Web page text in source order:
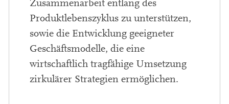
Zusammenarbeit entlang des
Produktlebenszyklus zu unterstützen,
sowie die Entwicklung geeigneter
Geschäftsmodelle, die eine
wirtschaftlich tragfähige Umsetzung
zirkulärer Strategien ermöglichen.